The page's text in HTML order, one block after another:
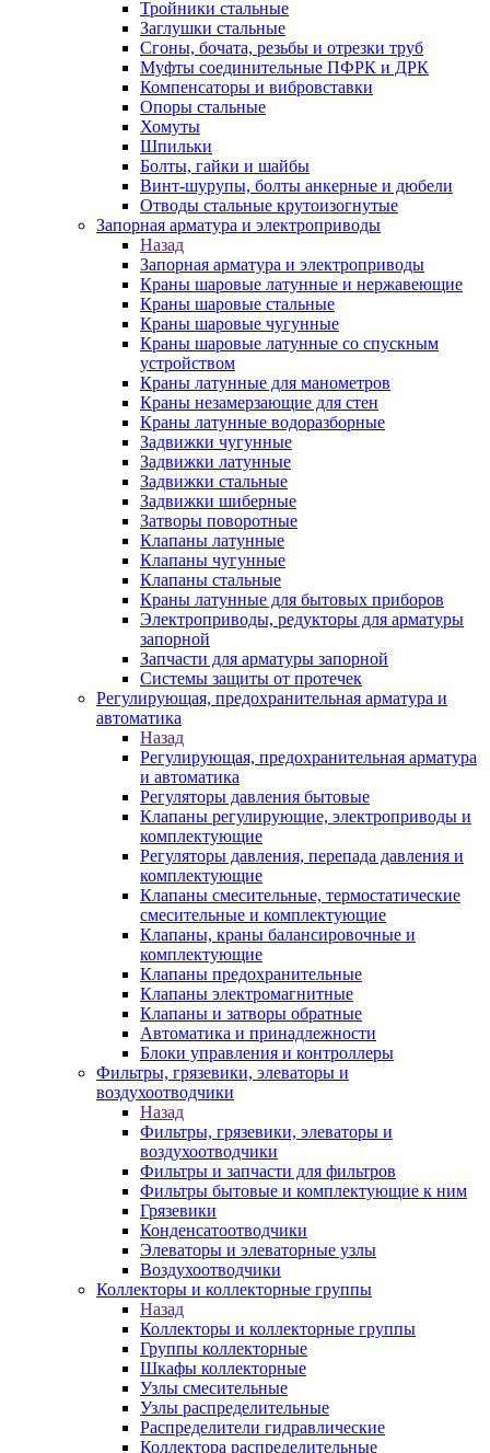
Тройники стальные
Заглушки стальные
Сгоны, бочата, резьбы и отрезки труб
Муфты соединительные ПФРК и ДРК
Компенсаторы и вибровставки
Опоры стальные
Хомуты
Шпильки
Болты, гайки и шайбы
Винт-шурупы, болты анкерные и дюбели
Отводы стальные крутоизогнутые
Запорная арматура и электроприводы
Назад
Запорная арматура и электроприводы
Краны шаровые латунные и нержавеющие
Краны шаровые стальные
Краны шаровые чугунные
Краны шаровые латунные со спускным
устройством
Краны латунные для манометров
Краны незамерзающие для стен
Краны латунные водоразборные
Задвижки чугунные
Задвижки латунные
Задвижки стальные
Задвижки шиберные
Затворы поворотные
Клапаны латунные
Клапаны чугунные
Клапаны стальные
Краны латунные для бытовых приборов
Электроприводы, редукторы для арматуры
запорной
Запчасти для арматуры запорной
Системы защиты от протечек
Регулирующая, предохранительная арматура и
автоматика
Назад
Регулирующая, предохранительная арматура
и автоматика
Регуляторы давления бытовые
Клапаны регулирующие, электроприводы и
комплектующие
Регуляторы давления, перепада давления и
комплектующие
Клапаны смесительные, термостатические
смесительные и комплектующие
Клапаны, краны балансировочные и
комплектующие
Клапаны предохранительные
Клапаны электромагнитные
Клапаны и затворы обратные
Автоматика и принадлежности
Блоки управления и контроллеры
Фильтры, грязевики, элеваторы и
воздухоотводчики
Назад
Фильтры, грязевики, элеваторы и
воздухоотводчики
Фильтры и запчасти для фильтров
Фильтры бытовые и комплектующие к ним
Грязевики
Конденсатоотводчики
Элеваторы и элеваторные узлы
Воздухоотводчики
Коллекторы и коллекторные группы
Назад
Коллекторы и коллекторные группы
Группы коллекторные
Шкафы коллекторные
Узлы смесительные
Узлы распределительные
Распределители гидравлические
Коллектора распределительные